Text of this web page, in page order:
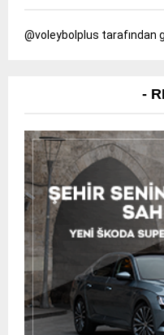
@voleybolplus tarafından
-